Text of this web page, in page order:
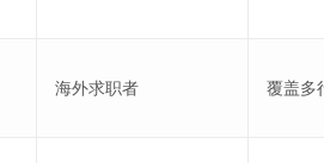
海外求职者 覆盖多